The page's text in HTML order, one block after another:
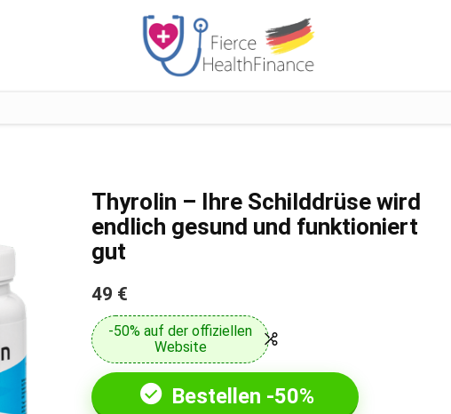
Thyrolin – Ihre Schilddrüse wird
endlich gesund und funktioniert
gut
49 €
-50% auf der offiziellen
Website
Bestellen -50%